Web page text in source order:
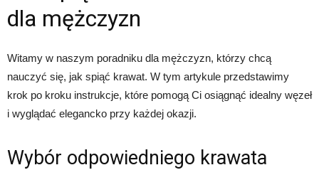
dla mężczyzn
Witamy w naszym poradniku dla mężczyzn, którzy chcą
nauczyć się, jak spiąć krawat. W tym artykule przedstawimy
krok po kroku instrukcje, które pomogą Ci osiągnąć idealny węzeł
i wyglądać elegancko przy każdej okazji.
Wybór odpowiedniego krawata